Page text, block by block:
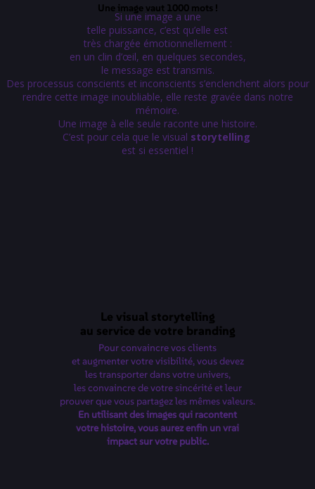
Une image vaut 1000 mots !​
Si une image a une
telle puissance, c’est qu’elle est
très chargée émotionnellement :
en un clin d’œil, en quelques secondes,
le message est transmis.
Des processus conscients et inconscients s’enclenchent alors pour
rendre cette image inoubliable, elle reste gravée dans notre
mémoire.
Une image à elle seule raconte une histoire.
C’est pour cela que le visual storytelling
est si essentiel !
Le visual storytelling
au service de votre branding​
Pour convaincre vos clients
et augmenter votre visibilité, vous devez
les transporter dans votre univers,
les convaincre de votre sincérité et leur
prouver que vous partagez les mêmes valeurs.
En utilisant des images qui racontent
votre histoire, vous aurez enfin un vrai
impact sur votre public.